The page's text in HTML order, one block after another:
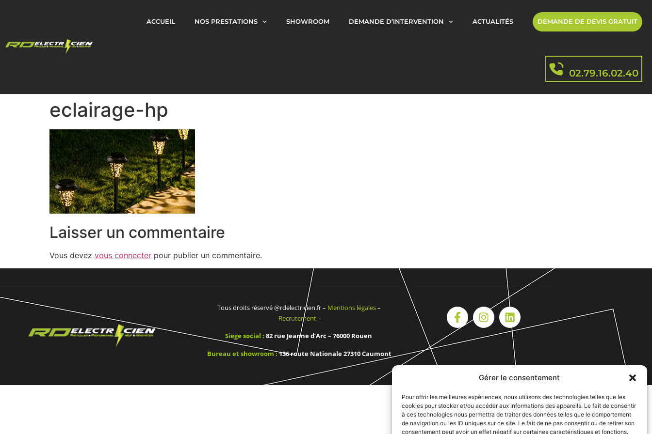
Gérer le consentement
Pour offrir les meilleures expériences, nous utilisons des technologies telles que les
cookies pour stocker et/ou accéder aux informations des appareils. Le fait de consentir
à ces technologies nous permettra de traiter des données telles que le comportement
de navigation ou les ID uniques sur ce site. Le fait de ne pas consentir ou de retirer son
consentement peut avoir un effet négatif sur certaines caractéristiques et fonctions.
ACCUEIL NOS PRESTATIONS SHOWROOM DEMANDE D’INTERVENTION ACTUALITÉS DEMANDE DE DEVIS GRATUIT
02.79.16.02.40
eclairage-hp
Laisser un commentaire
Vous devez vous connecter pour publier un commentaire.
Tous droits réservé @rdelectricien.fr – Mentions légales–
Recrutement–
Siege social : 82 rue Jeanne d’Arc – 76000 Rouen
Bureau et showroom :136 route Nationale 27310 Caumont